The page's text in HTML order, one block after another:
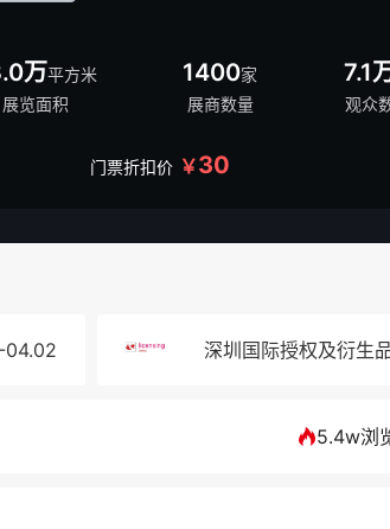
万平方米
展览面积
1400家
展商数量
7.1
观众
门票折扣价 ￥30
04.02 深圳国际授权及衍生品
5.4w浏